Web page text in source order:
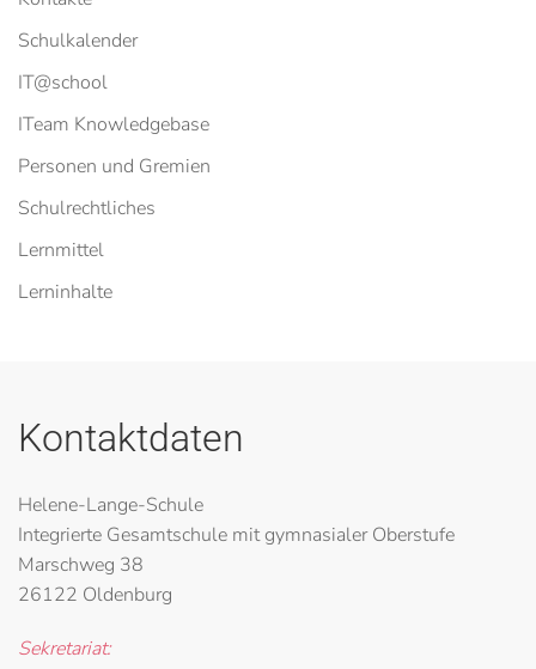
Schulkalender
IT@school
ITeam Knowledgebase
Personen und Gremien
Schulrechtliches
Lernmittel
Lerninhalte
Kontaktdaten
Helene-Lange-Schule
Integrierte Gesamtschule mit gymnasialer Oberstufe
Marschweg 38
26122 Oldenburg
Sekretariat: